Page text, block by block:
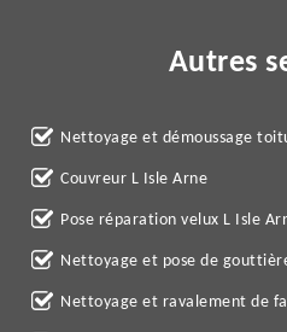
Autres
Nettoyage et démoussage
Couvreur L Isle Arne
Pose réparation velux L Isle
Nettoyage et pose de
Nettoyage et ravalement de